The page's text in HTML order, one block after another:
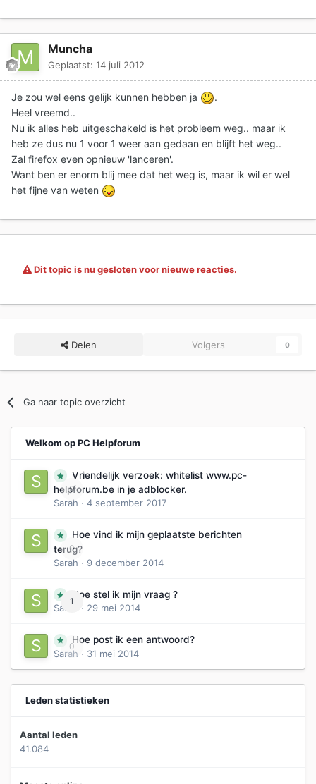
Muncha
Geplaatst: 14 juli 2012
Je zou wel eens gelijk kunnen hebben ja
.
Heel vreemd..
Nu ik alles heb uitgeschakeld is het probleem weg.. maar ik
heb ze dus nu 1 voor 1 weer aan gedaan en blijft het weg..
Zal firefox even opnieuw 'lanceren'.
Want ben er enorm blij mee dat het weg is, maar ik wil er wel
het fijne van weten
Dit topic is nu gesloten voor nieuwe reacties.
Delen Volgers 0
Ga naar topic overzicht
Welkom op PC Helpforum
0
Vriendelijk verzoek: whitelist www.pc-
helpforum.be in je adblocker.
Sarah · 4 september 2017
0
Hoe vind ik mijn geplaatste berichten
terug?
Sarah · 9 december 2014
1
Hoe stel ik mijn vraag ?
Sarah
· 29 mei 2014
0
Hoe post ik een antwoord?
Sarah · 31 mei 2014
Leden statistieken
Aantal leden
41.084